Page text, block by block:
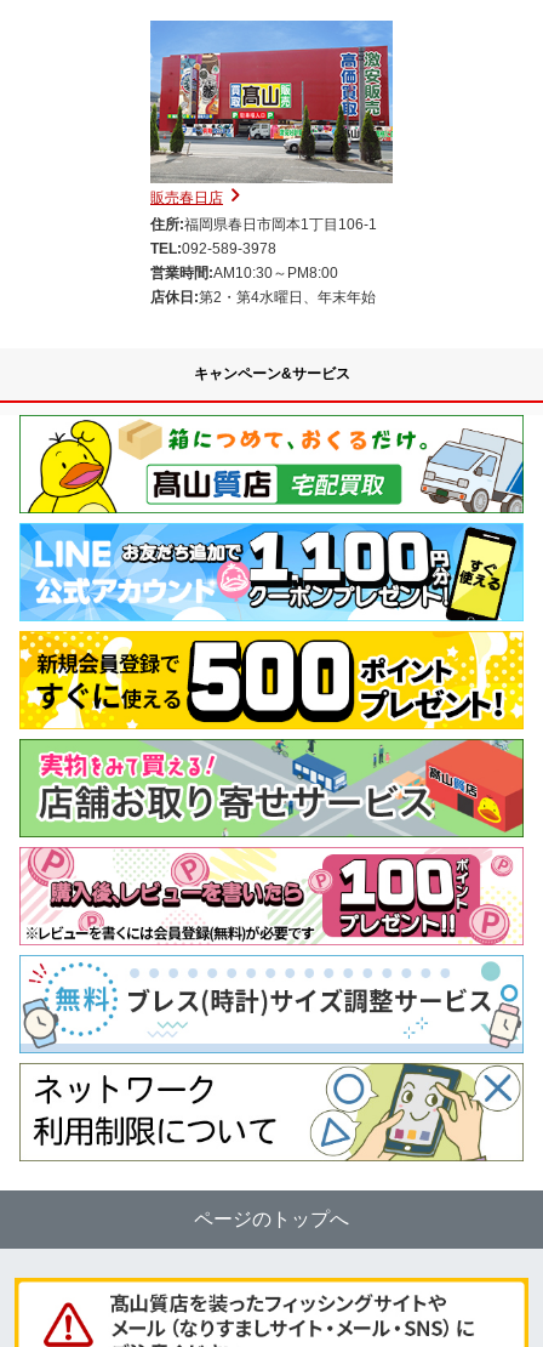
販売春日店
住所:福岡県春日市岡本1丁目106-1
TEL:092-589-3978
営業時間:AM10:30～PM8:00
店休日:第2・第4水曜日、年末年始
キャンペーン&サービス
ページのトップへ